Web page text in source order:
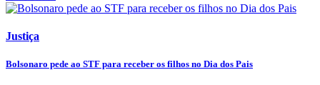
Justiça
Bolsonaro pede ao STF para receber os filhos no Dia dos Pais